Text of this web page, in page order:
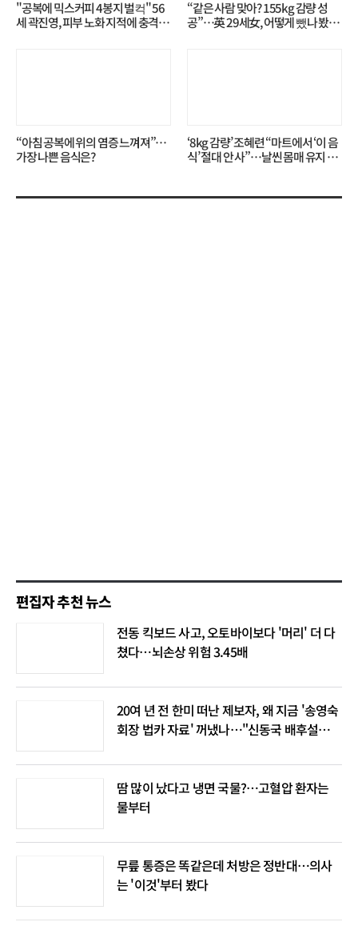
"공복에 믹스커피 4봉지 벌컥" 56
세 곽진영, 피부 노화 지적에 충격…
“같은 사람 맞아? 155kg 감량 성
공”…英 29세女, 어떻게 뺐나 봤더
“아침 공복에 위의 염증 느껴져”…
가장 나쁜 음식은?
‘8kg 감량’ 조혜련 “마트에서 ‘이 음
식’ 절대 안 사”…날씬 몸매 유지 비
편집자 추천 뉴스
전동 킥보드 사고, 오토바이보다 '머리' 더 다
쳤다…뇌손상 위험 3.45배
20여 년 전 한미 떠난 제보자, 왜 지금 '송영숙
회장 법카 자료' 꺼냈나…"신동국 배후설은
땀 많이 났다고 냉면 국물?…고혈압 환자는
물부터
무릎 통증은 똑같은데 처방은 정반대…의사
는 '이것'부터 봤다